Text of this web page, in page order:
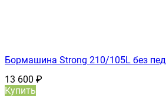
Бормашина Strong 210/105L без
13 600 ₽
Купить